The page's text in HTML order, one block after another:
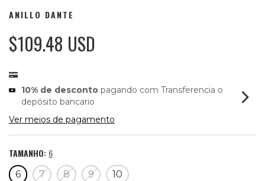
ANILLO DANTE
$109.48 USD
10% de desconto pagando com Transferencia o
depósito bancario
Ver meios de pagamento
TAMANHO: 6
6 7 8 9 10